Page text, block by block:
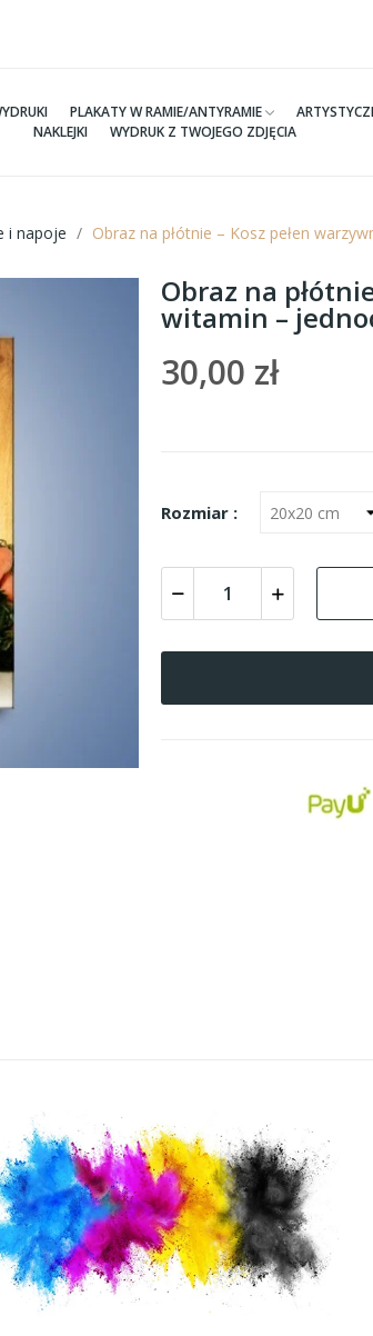
PLAKATY W RAMIE/ANTYRAMIE
NAKLEJKI
WYDRUK Z TWOJEGO ZDJĘCIA
i napoje Obraz na płótnie – Kosz pełen
Obraz na
witamin –
30,00 zł
Rozmiar :